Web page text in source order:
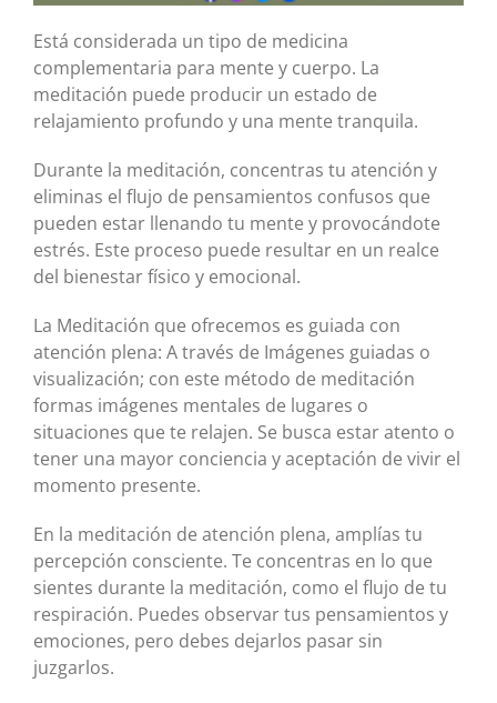
Está considerada un tipo de medicina
complementaria para mente y cuerpo. La
meditación puede producir un estado de
relajamiento profundo y una mente tranquila.
Durante la meditación, concentras tu atención y
eliminas el flujo de pensamientos confusos que
pueden estar llenando tu mente y provocándote
estrés. Este proceso puede resultar en un realce
del bienestar físico y emocional.
La Meditación que ofrecemos es guiada con
atención plena: A través de Imágenes guiadas o
visualización; con este método de meditación
formas imágenes mentales de lugares o
situaciones que te relajen. Se busca estar atento o
tener una mayor conciencia y aceptación de vivir el
momento presente.
En la meditación de atención plena, amplías tu
percepción consciente. Te concentras en lo que
sientes durante la meditación, como el flujo de tu
respiración. Puedes observar tus pensamientos y
emociones, pero debes dejarlos pasar sin
juzgarlos.